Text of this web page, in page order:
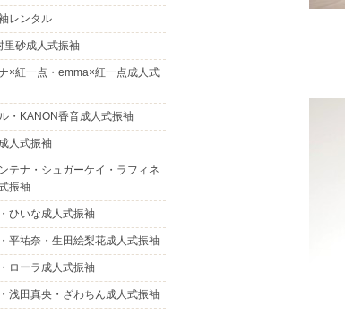
レンタル
里砂成人式振袖
×紅一点・emma×紅一点成人式
・KANON香音成人式振袖
人式振袖
テナ・シュガーケイ・ラフィネ
振袖
ひいな成人式振袖
平祐奈・生田絵梨花成人式振袖
ローラ成人式振袖
浅田真央・ざわちん成人式振袖